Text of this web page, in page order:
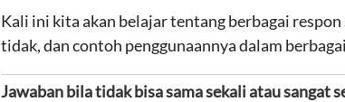
Kali ini kita akan belajar tentang berbagai
tidak, dan contoh penggunaannya dalam
Jawabanbila tidak bisa sama sekali atau sangat